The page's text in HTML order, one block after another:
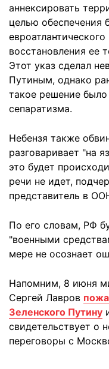
аннексировать
целью обеспечения
восстановления ее
Этот указ сделал
Путиным, однако
такое решение
сепаратизма.
Небензя также
разговаривает "на
это будет
речи не идет,
представитель в
По его словам, РФ
"военными
мере не осознает
Напомним, 8 июня
Сергей Лавров
Зеленского Путину
свидетельствует о
переговоры с